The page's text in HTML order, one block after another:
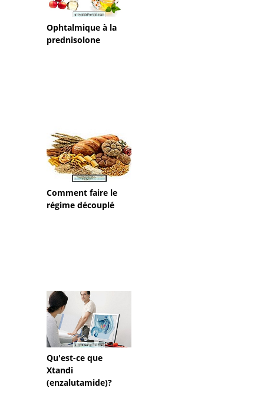
Ophtalmique à la
prednisolone
Comment faire le
régime découplé
Qu'est-ce que
Xtandi
(enzalutamide)?